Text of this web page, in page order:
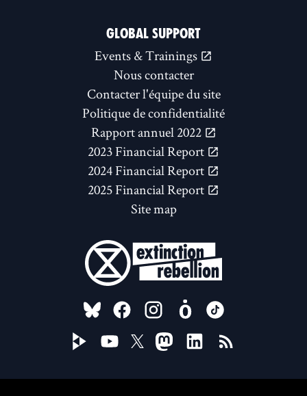
GLOBAL SUPPORT
Events & Trainings
Nous contacter
Contacter l'équipe du site
Politique de confidentialité
Rapport annuel 2022
2023 Financial Report
2024 Financial Report
2025 Financial Report
Site map
FOLLOW US ON